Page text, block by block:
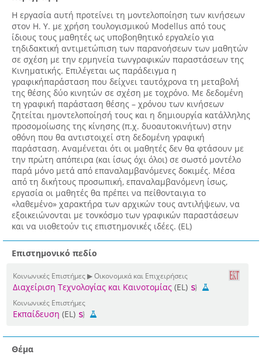
Η εργασία αυτή προτείνει τη μοντελοποίηση των κινήσεων
στον Η. Υ. με χρήση τουλογισμικού Modellus από τους
ίδιους τους μαθητές ως υποβοηθητικό εργαλείο για
τηδιδακτική αντιμετώπιση των παρανοήσεων των μαθητών
σε σχέση με την ερμηνεία τωνγραφικών παραστάσεων της
Κινηματικής. Επιλέγεται ως παράδειγμα η
γραφικήπαράσταση που δείχνει ταυτόχρονα τη μεταβολή
της θέσης δύο κινητών σε σχέση με τοχρόνο. Με δεδομένη
τη γραφική παράσταση θέσης – χρόνου των κινήσεων
ζητείται ημοντελοποίησή τους και η δημιουργία κατάλληλης
προσομοίωσης της κίνησης (π.χ. δυοαυτοκινήτων) στην
οθόνη που θα αντιστοιχεί στη δεδομένη γραφική
παράσταση. Αναμένεται ότι οι μαθητές δεν θα φτάσουν με
την πρώτη απόπειρα (και ίσως όχι όλοι) σε σωστό μοντέλο
παρά μόνο μετά από επαναλαμβανόμενες δοκιμές. Μέσα
από τη δικήτους προσωπική, επαναλαμβανόμενη ίσως,
εργασία οι μαθητές θα πρέπει να πείθονταιγια το
«λαθεμένο» χαρακτήρα των αρχικών τους αντιλήψεων, να
εξοικειώνονται με τονκόσμο των γραφικών παραστάσεων
και να υιοθετούν τις επιστημονικές ιδέες. (EL)
Επιστημονικό πεδίο
Κοινωνικές Επιστήμες ▶ Οικονομικά και Επιχειρήσεις
Διαχείριση Τεχνολογίας και Καινοτομίας (EL)
Κοινωνικές Επιστήμες
Εκπαίδευση (EL)
Θέμα